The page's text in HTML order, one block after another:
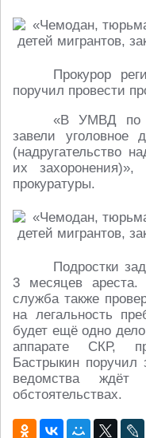
Прокурор
поручил провести
«В УМВД по
завели
(надругательство
их
прокуратуры.
Подростки
3 месяцев ареста.
служба также
на легальность
будет ещё одно
аппарате СКР,
Бастрыкин поручил
ведомства ждёт
обстоятельствах.